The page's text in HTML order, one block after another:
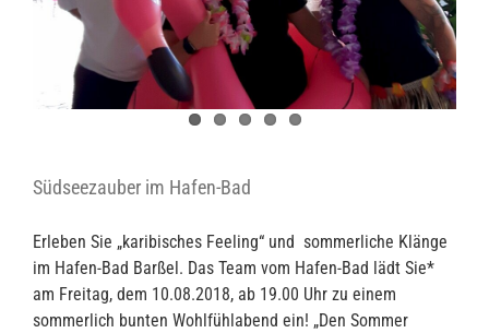
Südseezauber im Hafen-Bad
Erleben Sie „karibisches Feeling“ und sommerliche Klänge
im Hafen-Bad Barßel. Das Team vom Hafen-Bad lädt Sie*
am Freitag, dem 10.08.2018, ab 19.00 Uhr zu einem
sommerlich bunten Wohlfühlabend ein! „Den Sommer